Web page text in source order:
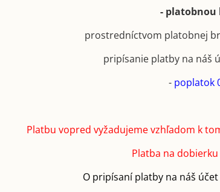
- platobnou
prostredníctvom platobnej
pripísanie platby na náš
- poplatok
Platbu vopred vyžadujeme vzhľadom k
Platba na
O pripísaní platby na náš